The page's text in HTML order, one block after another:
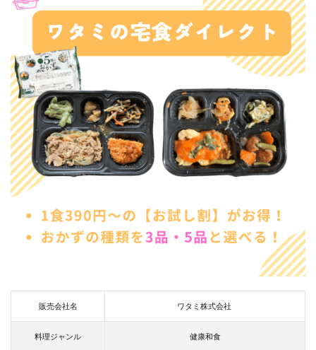
販売会社名 ワタミ株式会社
料理ジャンル 健康和食